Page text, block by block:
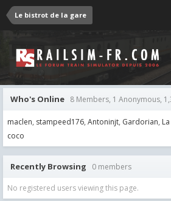
Le bistrot de la gare
Who's Online 8 Members, 1 Anonymous,
maclen stampeed176 Antoninjt Gardorian
coco
Recently Browsing 0 members
No registered users viewing this page.